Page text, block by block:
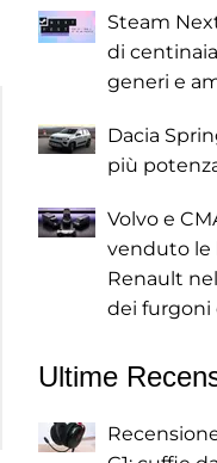
Steam
di
generi e
Dacia
più
Volvo e
venduto le
Renault
dei furgoni
Ultime